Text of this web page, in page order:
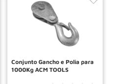
Conjunto Gancho e Polia para
1000Kg ACM TOOLS